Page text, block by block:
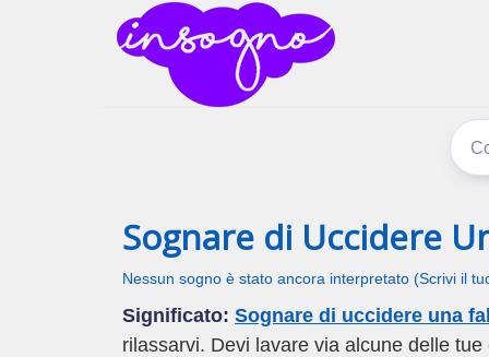
Sognare di Uccidere
Nessun sogno è stato ancora interpretato (Scrivi il
Significato: Sognare di uccidere una
rilassarvi. Devi lavare via alcune delle